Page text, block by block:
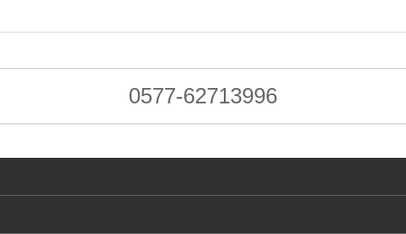
0577-62713996